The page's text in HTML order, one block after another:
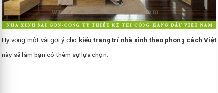
Hy vọng một vài gợi ý cho kiểu trang trí nhà xinh theo phong cách Việt
này sẽ làm bạn có thêm sự lựa chọn.